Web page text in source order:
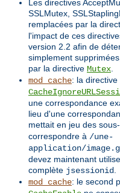
Les directives
SSLMutex,
remplacées par la
l'impact de ces
version 2.2 afin de
simplement
par la directive Mutex
mod_cache: la directive
une correspondance
lieu d'une
mettait en jeu des
correspondre à /une-
application/
devez maintenant
complète jsessionid
mod_cache: le second